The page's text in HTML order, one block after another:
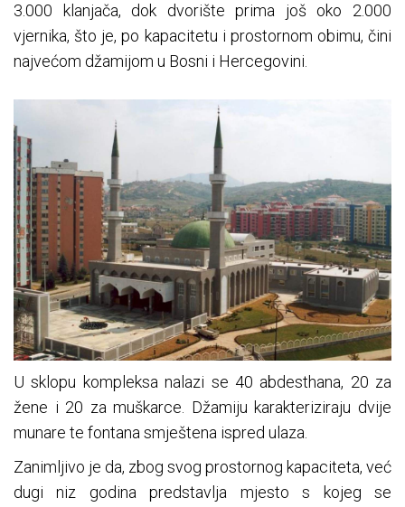
3.000 klanjača, dok dvorište prima još oko 2.000
vjernika, što je, po kapacitetu i prostornom obimu, čini
najvećom džamijom u Bosni i Hercegovini.
U sklopu kompleksa nalazi se 40 abdesthana, 20 za
žene i 20 za muškarce. Džamiju karakteriziraju dvije
munare te fontana smještena ispred ulaza.
Zanimljivo je da, zbog svog prostornog kapaciteta, već
dugi niz godina predstavlja mjesto s kojeg se